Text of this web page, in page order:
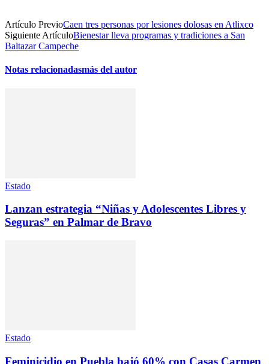
Artículo PrevioCaen tres personas por lesiones dolosas en Atlixco
Siguiente ArtículoBienestar lleva programas y tradiciones a San
Baltazar Campeche
Notas relacionadasmás del autor
Estado
Lanzan estrategia “Niñas y Adolescentes Libres y
Seguras” en Palmar de Bravo
Estado
Feminicidio en Puebla bajó 60% con Casas Carmen